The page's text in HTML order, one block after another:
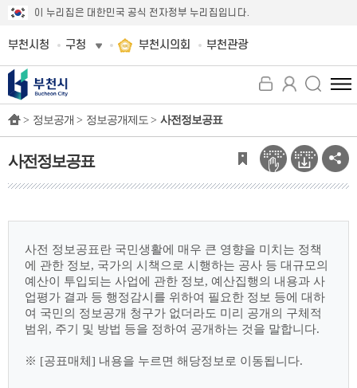
이 누리집은 대한민국 공식 전자정부 누리집입니다.
부천시청 구청 부천시의회 부천관광
전
체
뉴
보
기
> 정보공개 > 정보공개제도 > 사전정보공표
사전정보공표
사전 정보공표란 국민생활에 매우 큰 영향을 미치는 정책
에 관한 정보, 국가의 시책으로 시행하는 공사 등 대규모의
예산이 투입되는 사업에 관한 정보, 예산집행의 내용과 사
업평가 결과 등 행정감시를 위하여 필요한 정보 등에 대하
여 국민의 정보공개 청구가 없더라도 미리
공개의 구체적
범위, 주기 및 방법 등을 정하여 공개하는 것을 말합니다.
※ [공표매체] 내용을 누르면 해당정보로 이동됩니다.